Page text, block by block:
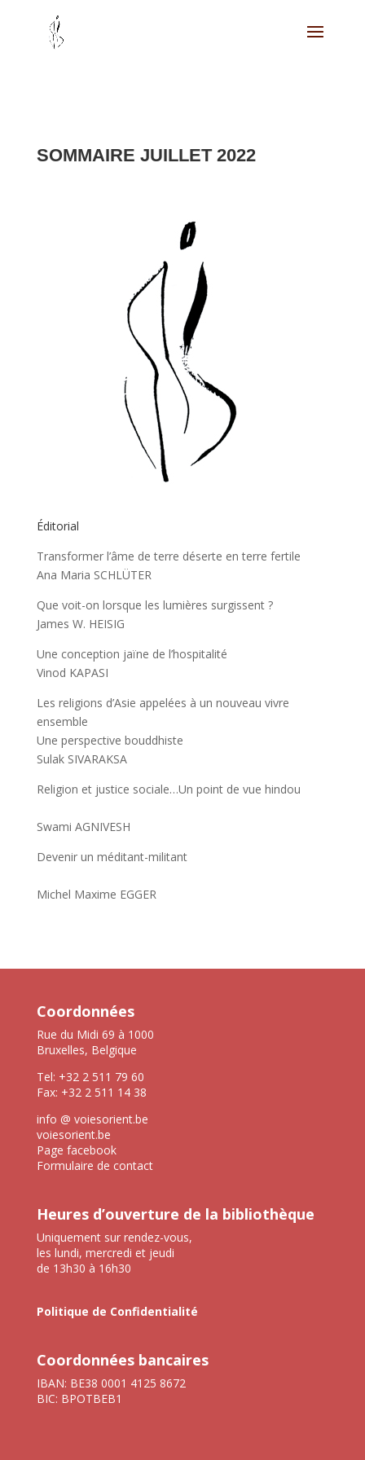
SOMMAIRE JUILLET 2022
Éditorial
Transformer l’âme de terre déserte en terre fertile
Ana Maria SCHLÜTER
Que voit-on lorsque les lumières surgissent ?
James W. HEISIG
Une conception jaïne de l’hospitalité
Vinod KAPASI
Les religions d’Asie appelées à un nouveau vivre
ensemble
Une perspective bouddhiste
Sulak SIVARAKSA
Religion et justice sociale…Un point de vue hindou
Swami AGNIVESH
Devenir un méditant-militant
Michel Maxime EGGER
Coordonnées
Rue du Midi 69 à 1000
Bruxelles, Belgique
Tel: +32 2 511 79 60
Fax: +32 2 511 14 38
info @ voiesorient.be
voiesorient.be
Page facebook
Formulaire de contact
Heures d’ouverture de la bibliothèque
Uniquement sur rendez-vous,
les lundi, mercredi et jeudi
de 13h30 à 16h30
Politique de Confidentialité
Coordonnées bancaires
IBAN: BE38 0001 4125 8672
BIC: BPOTBEB1